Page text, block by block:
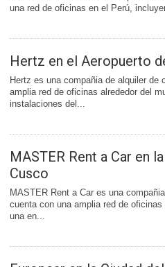
una red de oficinas en el Perú,
Hertz en el Aeropuerto
Hertz es una compañia de alquiler de
amplia red de oficinas alrededor del
instalaciones del...
MASTER Rent a Car en
Cusco
MASTER Rent a Car es una
cuenta con una amplia red de
una en...